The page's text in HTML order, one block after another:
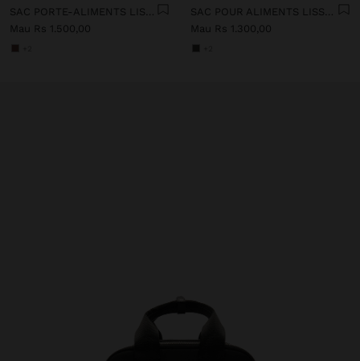
SAC PORTE-ALIMENTS LISSE EN NYLON
Mau Rs 1.500,00
SAC POUR ALIMENTS LISSE EN NYLON
Mau Rs 1.300,00